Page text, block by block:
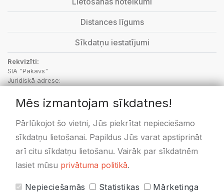
Distances līgums
Sīkdatņu iestatījumi
Rekvizīti:
SIA "Pakavs"
Juridiskā adrese:
PVN Reģ.Nr.: LV48703001414
SEB Banka: kods UNLALV2X, LV36UNLA0050000596171
Swedbanka: kods HABALV22, LV58HABA0551020433478
Mēs izmantojam sīkdatnes!
Pārlūkojot šo vietni, Jūs piekrītat nepieciešamo
sīkdatņu lietošanai. Papildus Jūs varat apstiprināt
arī citu sīkdatņu lietošanu. Vairāk par sīkdatnēm
lasiet mūsu privātuma politikā.
Nepieciešamās Statistikas Mārketinga